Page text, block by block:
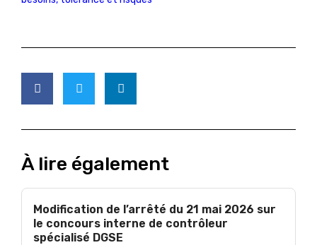
À lire également
Modification de l’arrêté du 21 mai 2026 sur
le concours interne de contrôleur
spécialisé DGSE